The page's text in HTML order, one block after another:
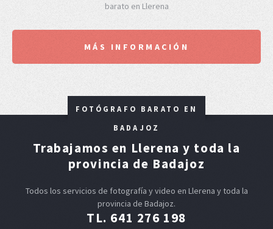
barato en Llerena
MÁS INFORMACIÓN
FOTÓGRAFO BARATO EN
BADAJOZ
Trabajamos en Llerena y toda la
provincia de Badajoz
Todos los servicios de fotografía y video en Llerena y toda la
provincia de Badajoz.
TL. 641 276 198